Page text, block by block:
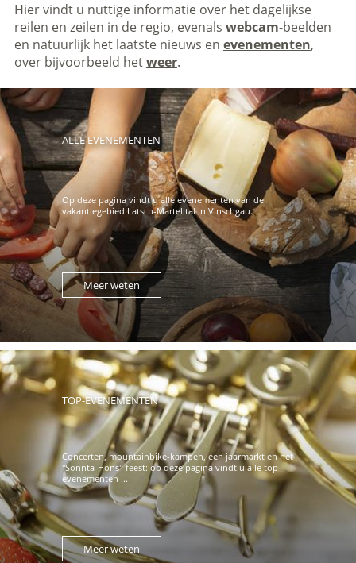
Hier vindt u nuttige informatie over het dagelijkse
reilen en zeilen in de regio, evenals webcam-beelden
en natuurlijk het laatste nieuws en evenementen,
over bijvoorbeeld hetweer.
ALLE EVENEMENTEN
Op deze pagina vindt u alle evenementen van de
vakantiegebied Latsch-Martelltal in Vinschgau.
Meer weten
TOP-EVENEMENTEN
Concerten, mountainbike-kampen, een jaarmarkt en het
"Sonnta-Hons"-feest: op deze pagina vindt u alle top-
evenementen ...
Meer weten